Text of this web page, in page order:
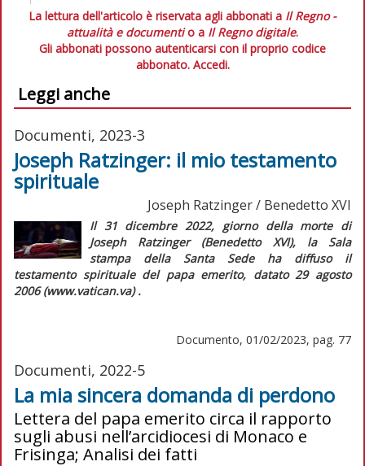
La lettura dell'articolo è riservata agli abbonati a Il Regno -
attualità e documentio a Il Regno digitale.
Gli abbonati possono autenticarsi con il proprio codice
abbonato. Accedi.
Leggi anche
Documenti, 2023-3
Joseph Ratzinger: il mio testamento
spirituale
Joseph Ratzinger / Benedetto XVI
Il 31 dicembre 2022, giorno della morte di
Joseph Ratzinger (Benedetto XVI), la Sala
stampa della Santa Sede ha diffuso il
testamento spirituale del papa emerito, datato 29 agosto
2006 (www.vatican.va) .
Documento, 01/02/2023, pag. 77
Documenti, 2022-5
La mia sincera domanda di perdono
Lettera del papa emerito circa il rapporto
sugli abusi nell’arcidiocesi di Monaco e
Frisinga; Analisi dei fatti